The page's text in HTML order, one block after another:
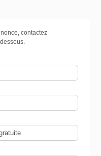
contactez